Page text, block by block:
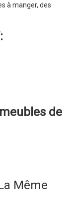
à manger, des
meubles de
Même